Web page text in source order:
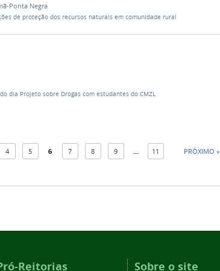
Ponta Negra
de proteção dos recursos naturais em comunidade rural
dia Projeto sobre Drogas com estudantes do CMZL
4 5 6 7 8 9 11 PRÓXIMO »
Reitorias Sobre o site